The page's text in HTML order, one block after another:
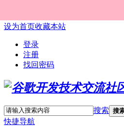
设为首页收藏本站
登录
注册
找回密码
搜索 搜
快捷导航